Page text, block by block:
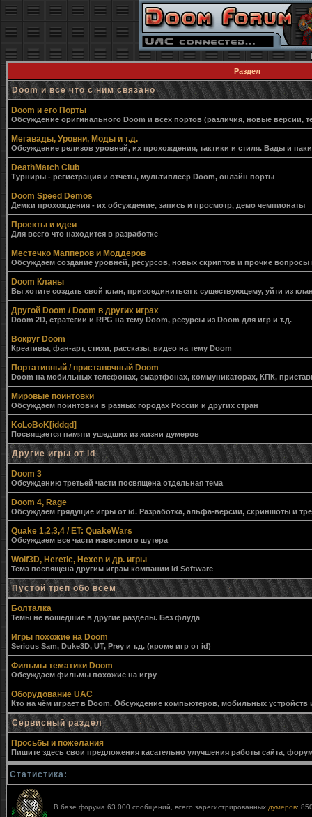
Раздел
Doom и всё что с ним связано
Doom и его Порты
Обсуждение оригинального Doom и всех портов (различия, новые версии,
Мегавады, Уровни, Моды и т.д.
Обсуждение релизов уровней, их прохождения, тактики и стиля. Вады и
DeathMatch Club
Турниры - регистрация и отчёты, мультиплеер Doom, онлайн порты
Doom Speed Demos
Демки прохождения - их обсуждение, запись и просмотр, демо чемпионаты
Проекты и идеи
Для всего что находится в разработке
Местечко Мапперов и Моддеров
Обсуждаем создание уровней, ресурсов, новых скриптов и прочие
Doom Кланы
Вы хотите создать свой клан, присоединиться к существующему, уйти из
Другой Doom / Doom в других играх
Doom 2D, стратегии и RPG на тему Doom, ресурсы из Doom для игр и т.д.
Вокруг Doom
Креативы, фан-арт, стихи, рассказы, видео на тему Doom
Портативный / приставочный Doom
Doom на мобильных телефонах, смартфонах, коммуникаторах, КПК,
Мировые поинтовки
Обсуждаем поинтовки в разных городах России и других стран
KoLoBoK[iddqd]
Посвящается памяти ушедших из жизни думеров
Другие игры от id
Doom 3
Обсуждению третьей части посвящена отдельная тема
Doom 4, Rage
Обсуждаем грядущие игры от id. Разработка, альфа-версии, скриншоты и
Quake 1,2,3,4 / ET: QuakeWars
Обсуждаем все части известного шутера
Wolf3D, Heretic, Hexen и др. игры
Тема посвящена другим играм компании id Software
Пустой трёп обо всём
Болталка
Темы не вошедшие в другие разделы. Без флуда
Игры похожие на Doom
Serious Sam, Duke3D, UT, Prey и т.д. (кроме игр от id)
Фильмы тематики Doom
Обсуждаем фильмы похожие на игру
Оборудование UAC
Кто на чём играет в Doom. Обсуждение компьютеров, мобильных устройств
Сервисный раздел
Просьбы и пожелания
Пишите здесь свои предложения касательно улучшения работы сайта,
Статистика:
В базе форума 63 000 сообщений, всего зарегистрированных думеров: